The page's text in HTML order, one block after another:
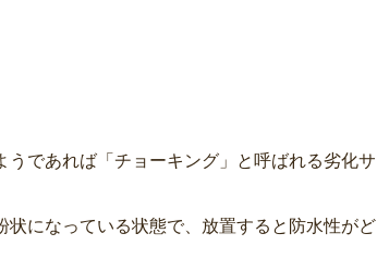
うであれば「チョーキング」と呼ばれる劣化サ
になっている状態で、放置すると防水性がど